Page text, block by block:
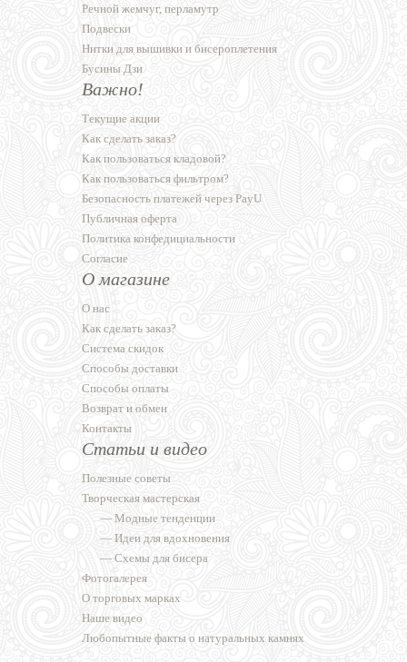
Речной жемчуг, перламутр
Подвески
Нитки для вышивки и бисероплетения
Бусины Дзи
Важно!
Текущие акции
Как сделать заказ?
Как пользоваться кладовой?
Как пользоваться фильтром?
Безопасность платежей через PayU
Публичная оферта
Политика конфедициальности
Согласие
О магазине
О нас
Как сделать заказ?
Система скидок
Способы доставки
Способы оплаты
Возврат и обмен
Контакты
Статьи и видео
Полезные советы
Творческая мастерская
— Модные тенденции
— Идеи для вдохновения
— Схемы для бисера
Фотогалерея
О торговых марках
Наше видео
Любопытные факты о натуральных камнях